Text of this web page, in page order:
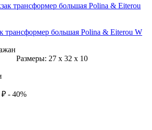
трансформер большая Polina & Eiterou W
Размеры: 27 x 32 x 10
₽ - 40%